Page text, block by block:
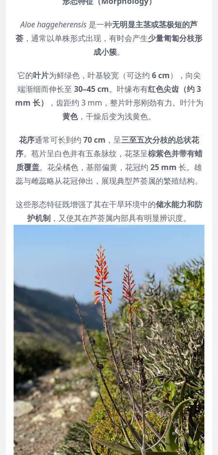
Aloe haggeherensis 是一种无明显主茎或茎极短的芦
荟 ，通常以单株形式出现，有时会产生少量匍匐分枝形
成小簇。
它的叶片为鲜绿色，叶基较宽（可达约 6 cm），向尖
端渐细而伸长至 30–45 cm。叶缘布有红色尖齿（约 3
mm 长）
，齿距约 3 mm，整片叶形刚劲有力。叶汁为
黄色，干燥后变为浅黄色。
花序通常可长到约 70 cm ，呈三至五次分枝的总状花
序。苞片呈白色并有五条脉纹，花茎呈棕紫色并带有蜡
质覆盖。花朵橘色，基部偏黄，花冠约 25 mm 长。雄
蕊与雌蕊略从花冠伸出，展现典型芦荟属的繁殖结构。
这些形态特征既增强了其在干旱环境中的储水能力和防
护机制 ，又使其在芦荟属内部具有明显辨识度。